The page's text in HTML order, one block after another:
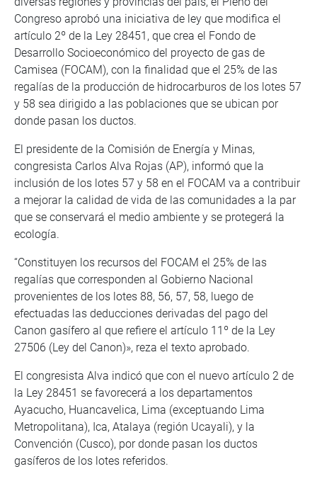
Congreso aprobó una iniciativa de ley que modifica el
artículo 2º de la Ley 28451, que crea el Fondo de
Desarrollo Socioeconómico del proyecto de gas de
Camisea (FOCAM), con la finalidad que el 25% de las
regalías de la producción de hidrocarburos de los lotes 57
y 58 sea dirigido a las poblaciones que se ubican por
donde pasan los ductos.
El presidente de la Comisión de Energía y Minas,
congresista Carlos Alva Rojas (AP), informó que la
inclusión de los lotes 57 y 58 en el FOCAM va a contribuir
a mejorar la calidad de vida de las comunidades a la par
que se conservará el medio ambiente y se protegerá la
ecología.
“Constituyen los recursos del FOCAM el 25% de las
regalías que corresponden al Gobierno Nacional
provenientes de los lotes 88, 56, 57, 58, luego de
efectuadas las deducciones derivadas del pago del
Canon gasífero al que refiere el artículo 11º de la Ley
27506 (Ley del Canon)», reza el texto aprobado.
El congresista Alva indicó que con el nuevo artículo 2 de
la Ley 28451 se favorecerá a los departamentos
Ayacucho, Huancavelica, Lima (exceptuando Lima
Metropolitana), Ica, Atalaya (región Ucayali), y la
Convención (Cusco), por donde pasan los ductos
gasíferos de los lotes referidos.